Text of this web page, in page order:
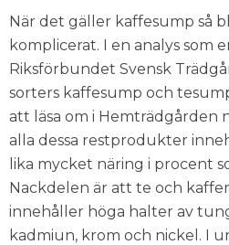
När det gäller kaffesump så
komplicerat. I en analys som
Riksförbundet Svensk
sorters kaffesump och
att läsa om i Hemträdgården
alla dessa restprodukter
lika mycket näring i procent
Nackdelen är att te och
innehåller höga halter av
kadmiun, krom och nickel. I